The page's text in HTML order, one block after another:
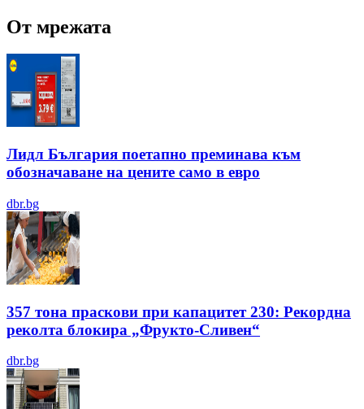
От мрежата
Лидл България поетапно преминава към
обозначаване на цените само в евро
dbr.bg
357 тона праскови при капацитет 230: Рекордна
реколта блокира „Фрукто-Сливен“
dbr.bg